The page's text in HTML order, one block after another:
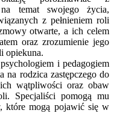
na temat swojego życia,
z pełnieniem roli
otwarte, a ich celem
oraz zrozumienie jego
opiekuna.
i pedagogiem
na rodzica zastępczego do
wątpliwości oraz obaw
Specjaliści pomogą mu
które mogą pojawić się w